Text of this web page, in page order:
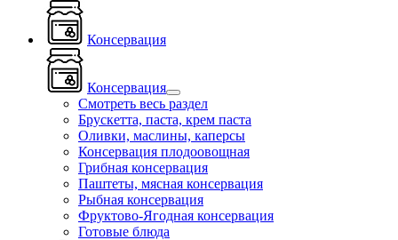
Консервация
Консервация
Смотреть весь раздел
Брускетта, паста, крем паста
Оливки, маслины, каперсы
Консервация плодоовощная
Грибная консервация
Паштеты, мясная консервация
Рыбная консервация
Фруктово-Ягодная консервация
Готовые блюда